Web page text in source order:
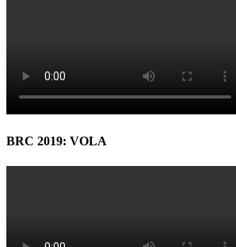
BRC 2019: VOLA